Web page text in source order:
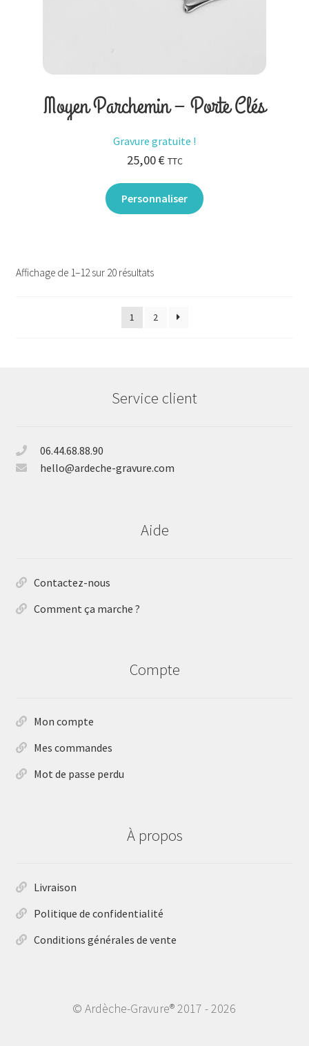
Moyen Parchemin – Porte Clés
Gravure gratuite !
25,00€ TTC
Personnaliser
Affichage de 1–12 sur 20 résultats
1 2
Service client
06.44.68.88.90
hello@ardeche-gravure.com
Aide
Contactez-nous
Comment ça marche ?
Compte
Mon compte
Mes commandes
Mot de passe perdu
À propos
Livraison
Politique de confidentialité
Conditions générales de vente
© Ardèche-Gravure® 2017 - 2026